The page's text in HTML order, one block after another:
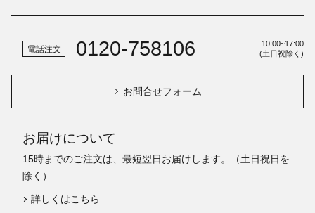
電話注文 0120-758106
10:00~17:00
(土日祝除く)
お問合せフォーム
お届けについて
15時までのご注文は、最短翌日お届けします。（土日祝日を
除く）
詳しくはこちら